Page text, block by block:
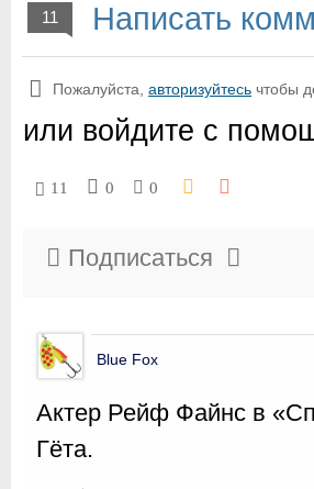
11 Написать
Пожалуйста, авторизуйтесь чтобы
или войдите с
11 0 0
Подписаться
Blue Fox
Актер Рейф Файнс в
Гёта.